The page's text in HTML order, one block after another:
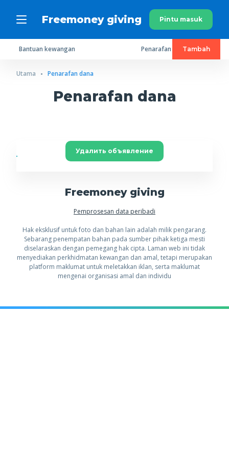
Freemoney giving Pintu masuk
Bantuan kewangan Penarafan danaTambah
Utama Penarafan dana
Penarafan dana
Удалить объявление
Freemoney giving
Pemprosesan data peribadi
Hak eksklusif untuk foto dan bahan lain adalah milik pengarang.
Sebarang penempatan bahan pada sumber pihak ketiga mesti
diselaraskan dengan pemegang hak cipta. Laman web ini tidak
menyediakan perkhidmatan kewangan dan amal, tetapi merupakan
platform maklumat untuk meletakkan iklan, serta maklumat
mengenai organisasi amal dan individu